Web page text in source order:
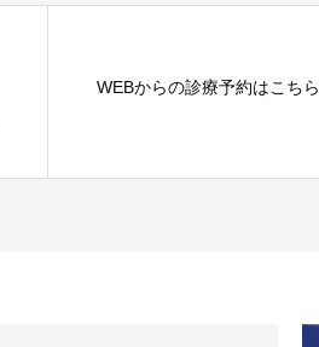
WEBからの診療予約はこちら